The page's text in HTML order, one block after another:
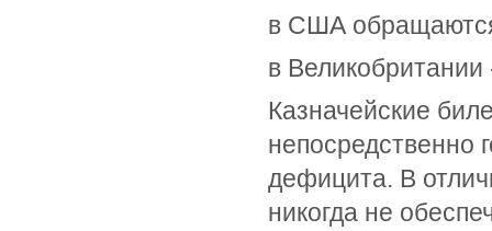
в США
в
Казначейские
непосредственно
дефицита. В
никогда не